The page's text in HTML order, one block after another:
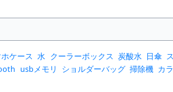
ケース 水 クーラーボックス 炭酸水 日傘
usbメモリ ショルダーバッグ 掃除機 カ